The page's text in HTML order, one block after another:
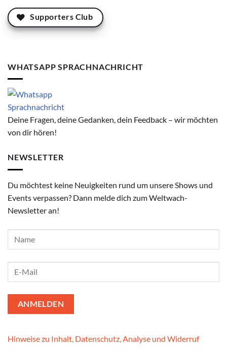
Supporters Club
WHATSAPP SPRACHNACHRICHT
Deine Fragen, deine Gedanken, dein Feedback – wir möchten
von dir hören!
NEWSLETTER
Du möchtest keine Neuigkeiten rund um unsere Shows und
Events verpassen? Dann melde dich zum Weltwach-
Newsletter an!
Hinweise zu Inhalt, Datenschutz, Analyse und Widerruf